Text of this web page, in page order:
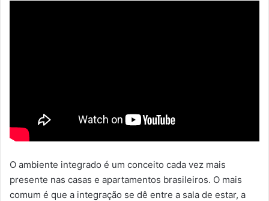
O ambiente integrado é um conceito cada vez mais
presente nas casas e apartamentos brasileiros. O mais
comum é que a integração se dê entre a sala de estar, a